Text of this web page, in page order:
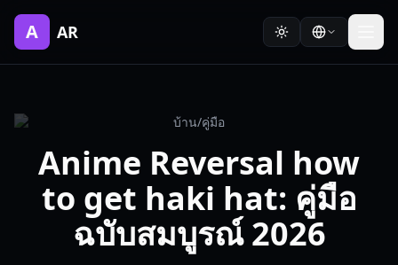
A AR
บ้าน/คู่มือ
Anime Reversal how
to get haki hat: คู่มือ
ฉบับสมบูรณ์ 2026